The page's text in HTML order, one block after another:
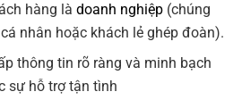
hàng làdoanh nghiệp (chúng
nhân hoặc khách lẻ ghép đoàn).
thông tin rõ ràng và minh bạch
sự hỗ trợ tận tình